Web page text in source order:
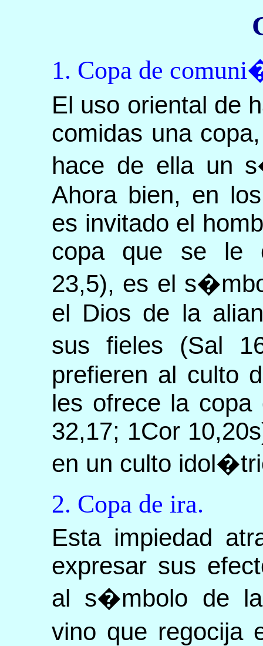
1. Copa de
El uso oriental de
comidas una
hace de ella un
Ahora bien, en
es invitado el
copa que se le
23,5), es el
el Dios de la
sus fieles (Sal
prefieren al culto
les ofrece la
32,17; 1Cor
en un culto
2. Copa de ira.
Esta impiedad
expresar sus
al s�mbolo de
vino que regocija